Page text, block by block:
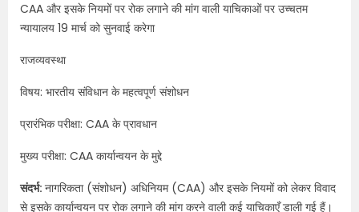
CAA और इसके नियमों पर रोक लगाने की मांग वाली याचिकाओं पर उच्चतम
न्यायालय 19 मार्च को सुनवाई करेगा
राजव्यवस्था
विषय: भारतीय संविधान के महत्वपूर्ण संशोधन
प्रारंभिक परीक्षा: CAA के प्रावधान
मुख्य परीक्षा: CAA कार्यान्वयन के मुद्दे
संदर्भ: नागरिकता (संशोधन) अधिनियम (CAA) और इसके नियमों को लेकर विवाद
से इसके कार्यान्वयन पर रोक लगाने की मांग करने वाली कई याचिकाएँ डाली गई हैं।